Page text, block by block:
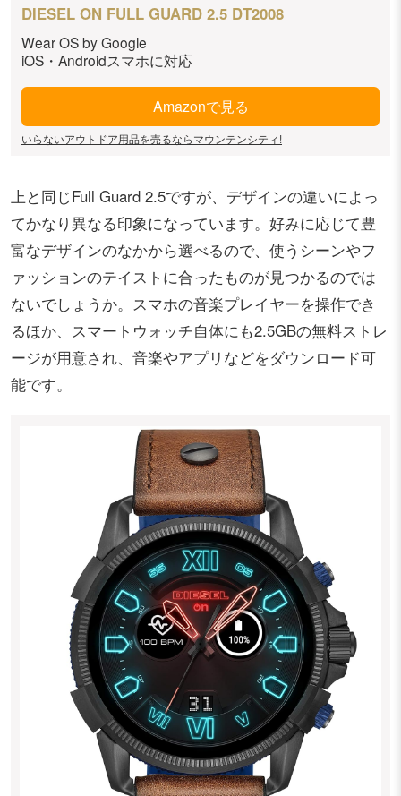
DIESEL ON FULL GUARD 2.5 DT2008
Wear OS by Google
iOS・Androidスマホに対応
Amazonで見る
いらないアウトドア用品を売るならマウンテンシティ!
上と同じFull Guard 2.5ですが、デザインの違いによっ
てかなり異なる印象になっています。好みに応じて豊
富なデザインのなかから選べるので、使うシーンやフ
ァッションのテイストに合ったものが見つかるのでは
ないでしょうか。スマホの音楽プレイヤーを操作でき
るほか、スマートウォッチ自体にも2.5GBの無料ストレ
ージが用意され、音楽やアプリなどをダウンロード可
能です。